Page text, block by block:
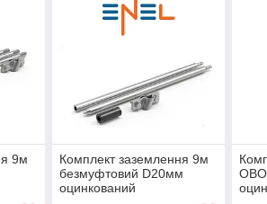
9м
Комплект заземлення 9м
безмуфтовий D20мм
оцинкований